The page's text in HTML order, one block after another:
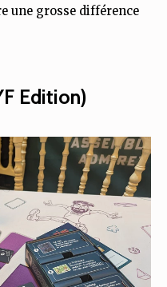
une grosse différence
Edition)